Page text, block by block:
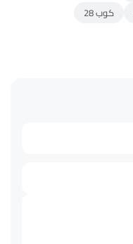
كوب 28